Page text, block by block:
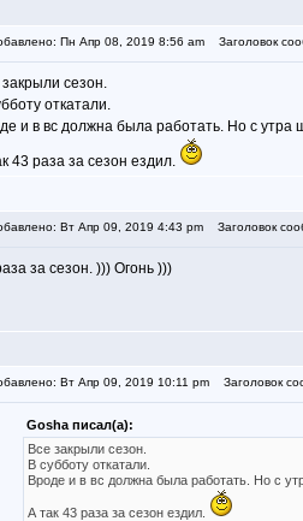
Пн Апр 08, 2019 8:56 am Заголовок
закрыли сезон.
откатали.
и в вс должна была работать. Но с
43 раза за сезон ездил.
Вт Апр 09, 2019 4:43 pm Заголовок
за сезон. ))) Огонь )))
Вт Апр 09, 2019 10:11 pm Заголовок
Gosha писал(а):
Все закрыли сезон.
В субботу откатали.
Вроде и в вс должна была работать. Но с
А так 43 раза за сезон ездил.